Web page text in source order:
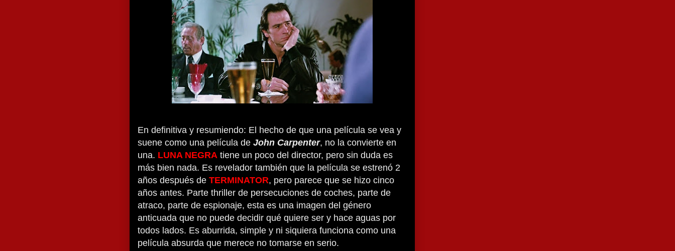
En definitiva y resumiendo: El hecho de que una película se vea y
suene como una película de John Carpenter, no la convierte en
una. LUNA NEGRA tiene un poco del director, pero sin duda es
más bien nada. Es revelador también que la película se estrenó 2
años después de TERMINATOR, pero parece que se hizo cinco
años antes. Parte thriller de persecuciones de coches, parte de
atraco, parte de espionaje, esta es una imagen del género
anticuada que no puede decidir qué quiere ser y hace aguas por
todos lados. Es aburrida, simple y ni siquiera funciona como una
película absurda que merece no tomarse en serio.